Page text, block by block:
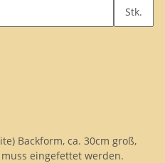
Stk.
Backform, ca. 30cm groß,
eingefettet werden.